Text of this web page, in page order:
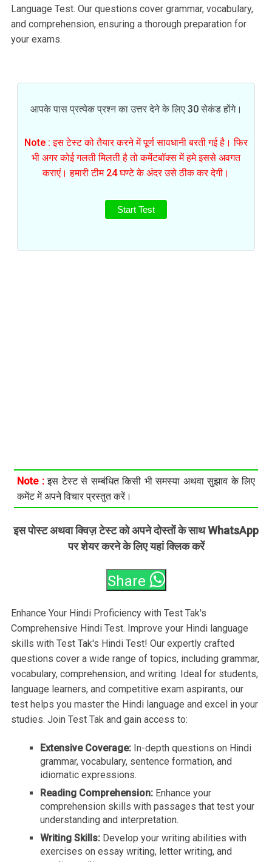
Language Test. Our questions cover grammar, vocabulary,
and comprehension, ensuring a thorough preparation for
your exams.
आपके पास प्रत्येक प्रश्न का उत्तर देने के लिए 30 सेकंड होंगे।
Note : इस टेस्ट को तैयार करने में पूर्ण सावधानी बरती गई है। फिर
भी अगर कोई गलती मिलती है तो कमेंटबॉक्स में हमे इससे अवगत
कराएं। हमारी टीम 24 घण्टे के अंदर उसे ठीक कर देगी।
Start Test
Note :इस टेस्ट से सम्बंधित किसी भी समस्या अथवा सुझाव के लिए
कमेंट में अपने विचार प्रस्तुत करें।
इस पोस्ट अथवा क्विज़ टेस्ट को अपने दोस्तों के साथ WhatsApp
पर शेयर करने के लिए यहां क्लिक करें
Share
Enhance Your Hindi Proficiency with Test Tak's
Comprehensive Hindi Test. Improve your Hindi language
skills with Test Tak's Hindi Test! Our expertly crafted
questions cover a wide range of topics, including grammar,
vocabulary, comprehension, and writing. Ideal for students,
language learners, and competitive exam aspirants, our
test helps you master the Hindi language and excel in your
studies. Join Test Tak and gain access to:
Extensive Coverage: In-depth questions on Hindi
grammar, vocabulary, sentence formation, and
idiomatic expressions.
Reading Comprehension: Enhance your
comprehension skills with passages that test your
understanding and interpretation.
Writing Skills: Develop your writing abilities with
exercises on essay writing, letter writing, and